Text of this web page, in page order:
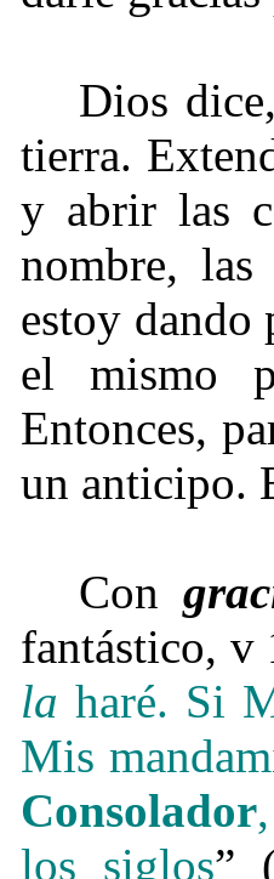
Dios
tierra.
y abrir las
nombre,
estoy dando
el mismo
Entonces,
un anticipo.
Con
fantástico, v
la haré. Si
Mis
Consolador
los siglos”